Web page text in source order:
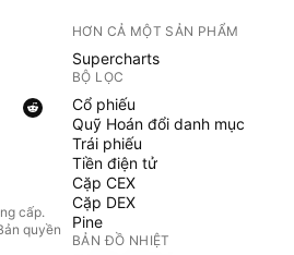
cấp.
quyền
HƠN CẢ MỘT SẢN PHẨM
Supercharts
BỘ LỌC
Cổ phiếu
Quỹ Hoán đổi danh mục
Trái phiếu
Tiền điện tử
Cặp CEX
Cặp DEX
Pine
BẢN ĐỒ NHIỆT